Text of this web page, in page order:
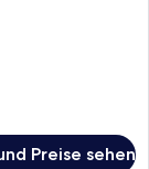
Preise sehen